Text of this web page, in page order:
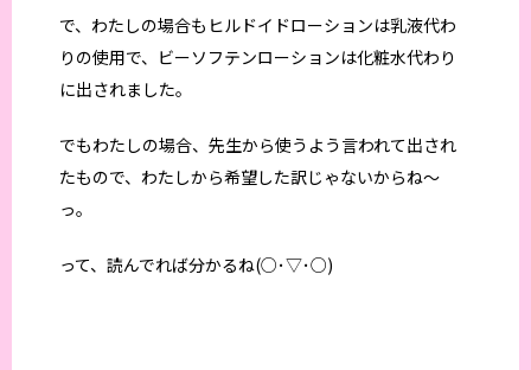
で、わたしの場合もヒルドイドローションは乳液代わ
りの使用で、ビーソフテンローションは化粧水代わり
に出されました。
でもわたしの場合、先生から使うよう言われて出され
たもので、わたしから希望した訳じゃないからね〜
っ。
って、読んでれば分かるね(○･▽･○)